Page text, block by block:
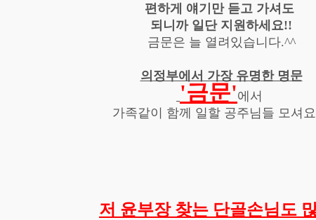
편하게 얘기만 듣고 가셔도
되니까 일단 지원하세요!!
금문은 늘 열려있습니다.^^
의정부에서 가장 유명한 명문
'금문'에서
가족같이 함께 일할 공주님들 모셔
저 윤부장 찾는 단골손님도